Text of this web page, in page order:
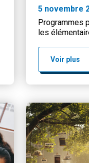
5 novembre
Programmes
les
Voir plus